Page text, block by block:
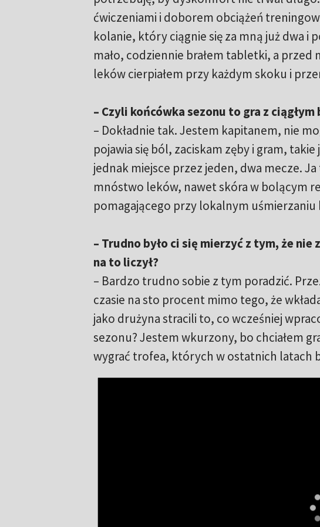
ćwiczeniami i doborem obciążeń
kolanie, który ciągnie się za mną już dwa i
mało, codziennie brałem tabletki, a
leków cierpiałem przy każdym skoku i
– Czyli końcówka sezonu to gra z ciągłym
– Dokładnie tak. Jestem kapitanem, nie
pojawia się ból, zaciskam zęby i gram,
jednak miejsce przez jeden, dwa mecze.
mnóstwo leków, nawet skóra w bolącym
pomagającego przy lokalnym uśmierzaniu
– Trudno było ci się mierzyć z tym, że
na to liczył?
– Bardzo trudno sobie z tym poradzić.
czasie na sto procent mimo tego, że
jako drużyna stracili to, co wcześniej
sezonu? Jestem wkurzony, bo chciałem
wygrać trofea, których w ostatnich latach